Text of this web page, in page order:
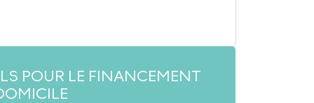
POUR LE FINANCEMENT